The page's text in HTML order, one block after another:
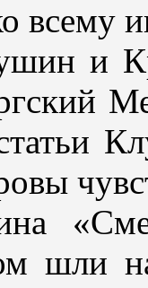
всему
и
шли